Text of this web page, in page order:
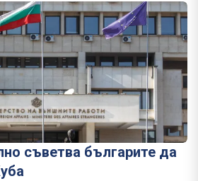
съветва българите да